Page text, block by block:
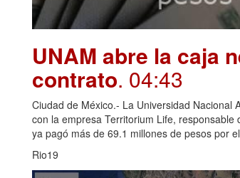
UNAM abre la caja
contrato. 04:43
Ciudad de México.- La Universidad Nacional
con la empresa Territorium Life,
ya pagó más de 69.1 millones de pesos por
Rio19